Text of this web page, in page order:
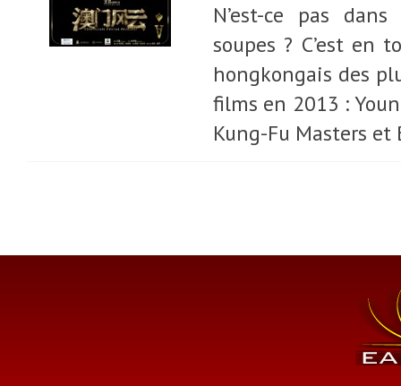
N’est-ce pas
soupes ? C’est en
hongkongais des
films en 2013 :
Kung-Fu Masters et